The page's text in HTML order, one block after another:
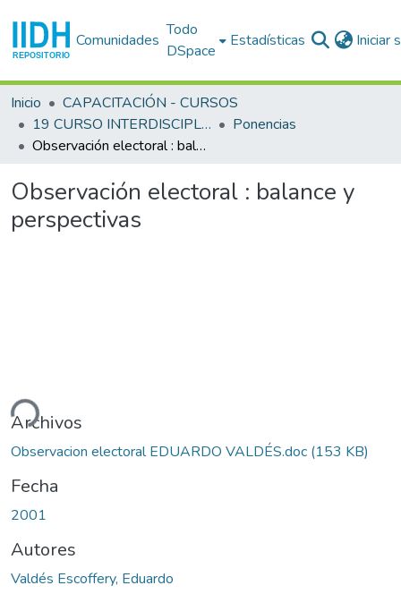
Comunidades
Todo
DSpace
Estadísticas Iniciar
Inicio
CAPACITACIÓN - CURSOS
19 CURSO INTERDISCIPLINARIO EN DERECHOS HUMANOS (19o. : 2001 jun. 18-29 : San José)
Ponencias
Observación electoral : balance y perspectivas
Observación electoral : balance y
perspectivas
Archivos
Observacion electoral EDUARDO VALDÉS.doc (153 KB)
Fecha
2001
Autores
Valdés Escoffery, Eduardo